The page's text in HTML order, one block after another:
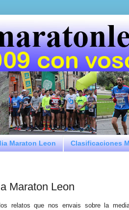
Maraton Leon Clasificaciones
Maraton Leon
relatos que nos envais sobre la